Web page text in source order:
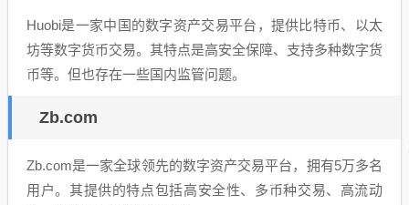
Huobi是一家中国的数字资产交易平台，提供比特币、以太
坊等数字货币交易。其特点是高安全保障、支持多种数字货
币等。但也存在一些国内监管问题。
Zb.com
Zb.com是一家全球领先的数字资产交易平台，拥有5万多名
用户。其提供的特点包括高安全性、多币种交易、高流动